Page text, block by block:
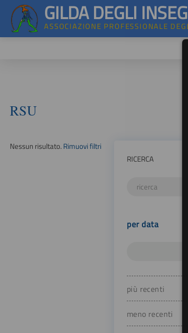
GILDA DEGLI
ASSOCIAZIONE PROFESSIONALE
RSU
Nessun risultato.Rimuovi filtri
RICERCA
per data
più recenti
meno recenti